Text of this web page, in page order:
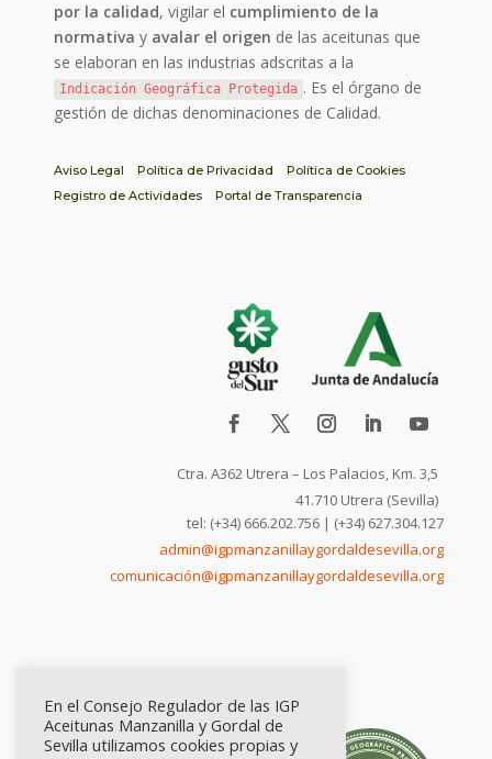
por la calidad, vigilar el cumplimiento de la
normativa y avalar el origen de las aceitunas que
se elaboran en las industrias adscritas a la
Indicación Geográfica Protegida . Es el órgano de
gestión de dichas denominaciones de Calidad.
Aviso Legal Política de Privacidad
Política de Cookies
Registro de Actividades
Portal de Transparencia
Ctra. A362 Utrera – Los Palacios, Km. 3,5
41.710 Utrera (Sevilla)
tel: (+34) 666.202.756 | (+34) 627.304.127
admin@igpmanzanillaygordaldesevilla.org
comunicación@igpmanzanillaygordaldesevilla.org
En el Consejo Regulador de las IGP
Aceitunas Manzanilla y Gordal de
Sevilla utilizamos cookies propias y